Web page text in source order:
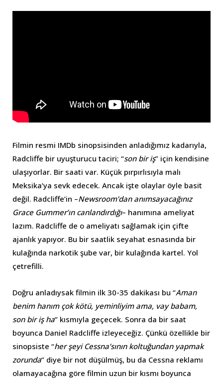
Filmin resmi IMDb sinopsisinden anladığımız kadarıyla,
Radcliffe bir uyuşturucu taciri; “son bir iş” için kendisine
ulaşıyorlar. Bir saati var. Küçük pırpırlısıyla malı
Meksika’ya sevk edecek. Ancak işte olaylar öyle basit
değil. Radcliffe’in –Newsroom’dan anımsayacağınız
Grace Gummer’ın canlandırdığı– hanımına ameliyat
lazım. Radcliffe de o ameliyatı sağlamak için çifte
ajanlık yapıyor. Bu bir saatlik seyahat esnasında bir
kulağında narkotik şube var, bir kulağında kartel. Yol
çetrefilli.
Doğru anladıysak filmin ilk 30-35 dakikası bu “Aman
benim hanım çok kötü, yeminliyim ama, vay babam,
son bir iş ha” kısmıyla geçecek. Sonra da bir saat
boyunca Daniel Radcliffe izleyeceğiz. Çünkü özellikle bir
sinopsiste “her şeyi Cessna’sının koltuğundan yapmak
zorunda” diye bir not düşülmüş, bu da Cessna reklamı
olamayacağına göre filmin uzun bir kısmı boyunca